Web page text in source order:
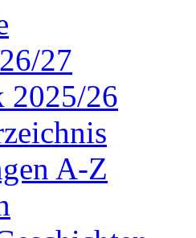
27
2025/26
A-Z